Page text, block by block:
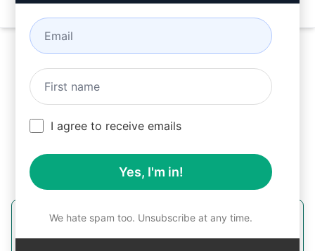
Gebruik deze Games Prompts in ChatGPT gratis
na installatie van AIPRM.
Slot Gacor Hari ini
I agree to receive emails
Yes, I'm in!
We hate spam too. Unsubscribe at any time.